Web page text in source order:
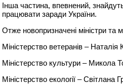
Інша частина, впевнений,
працювати заради України.
Отже новопризначені міністри та
Міністерство ветеранів –
Міністерство культури – Микола
Міністерство екології – Світлана